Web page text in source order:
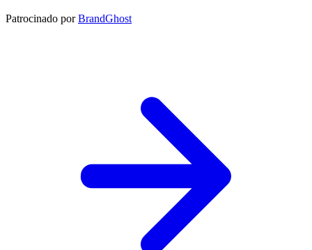
Patrocinado por BrandGhost